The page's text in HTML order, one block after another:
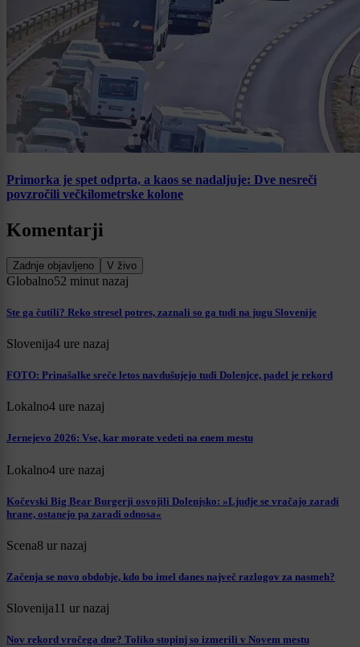
Primorka je spet odprta, a kaos se nadaljuje: Dve nesreči
povzročili večkilometrske kolone
Komentarji
Zadnje objavljeno V živo
Globalno52 minut nazaj
Ste ga čutili? Reko stresel potres, zaznali so ga tudi na jugu Slovenije
Slovenija4 ure nazaj
FOTO: Prinašalke sreče letos navdušujejo tudi Dolenjce, padel je rekord
Lokalno4 ure nazaj
Jernejevo 2026: Vse, kar morate vedeti na enem mestu
Lokalno4 ure nazaj
Kočevski Big Bear Burgerji osvojili Dolenjsko: »Ljudje se vračajo zaradi
hrane, ostanejo pa zaradi odnosa«
Scena8 ur nazaj
Začenja se novo obdobje, kdo bo imel danes največ razlogov za nasmeh?
Slovenija11 ur nazaj
Nov rekord vročega dne? Toliko stopinj so izmerili v Novem mestu